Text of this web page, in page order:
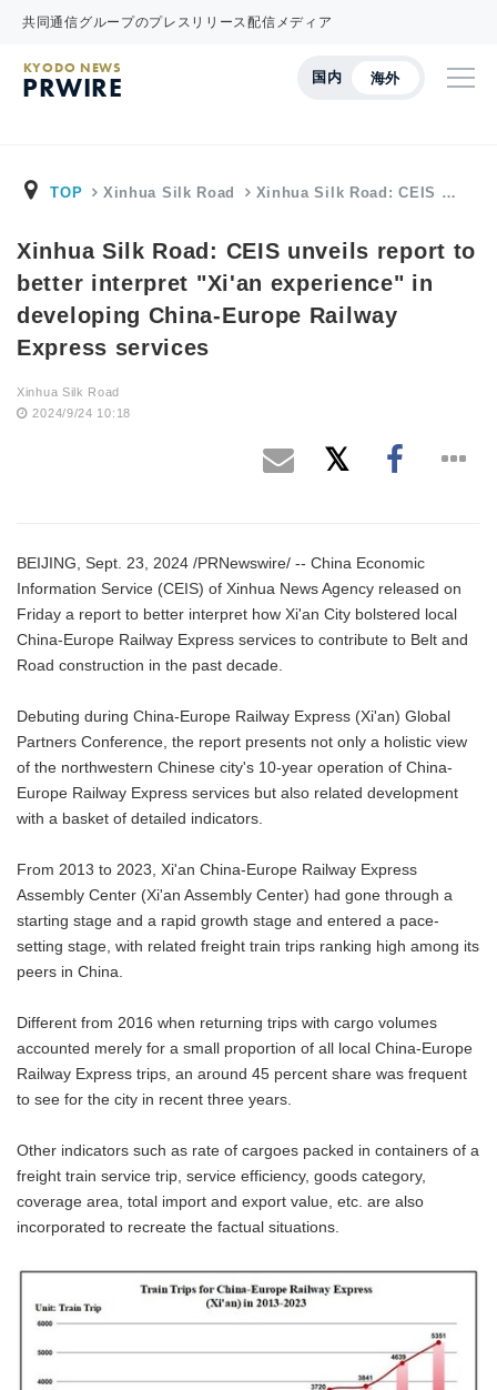
共同通信グループのプレスリリース配信メディア
国内 海外
KYODO NEWS
PRWIRE
TOP Xinhua Silk Road Xinhua Silk Road: CEIS …
Xinhua Silk Road: CEIS unveils report to
better interpret "Xi'an experience" in
developing China-Europe Railway
Express services
Xinhua Silk Road
2024/9/24 10:18
BEIJING, Sept. 23, 2024 /PRNewswire/ -- China Economic
Information Service (CEIS) of Xinhua News Agency released on
Friday a report to better interpret how Xi'an City bolstered local
China-Europe Railway Express services to contribute to Belt and
Road construction in the past decade.
Debuting during China-Europe Railway Express (Xi'an) Global
Partners Conference, the report presents not only a holistic view
of the northwestern Chinese city's 10-year operation of China-
Europe Railway Express services but also related development
with a basket of detailed indicators.
From 2013 to 2023, Xi'an China-Europe Railway Express
Assembly Center (Xi'an Assembly Center) had gone through a
starting stage and a rapid growth stage and entered a pace-
setting stage, with related freight train trips ranking high among its
peers in China.
Different from 2016 when returning trips with cargo volumes
accounted merely for a small proportion of all local China-Europe
Railway Express trips, an around 45 percent share was frequent
to see for the city in recent three years.
Other indicators such as rate of cargoes packed in containers of a
freight train service trip, service efficiency, goods category,
coverage area, total import and export value, etc. are also
incorporated to recreate the factual situations.